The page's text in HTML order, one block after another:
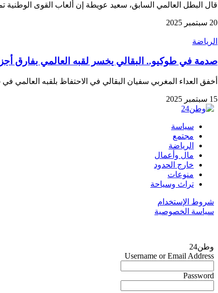
قال البطل العالمي السابق، سعيد عويطة إن ألعاب القوى الوطنية
20 سبتمبر 2025
الرياضة
صدمة في طوكيو.. البقالي يخسر لقبه العالمي بفارق
أخفق العداء المغربي سفيان البقالي في الاحتفاظ بلقبه العالمي في سباق 3000 متر موانع
15 سبتمبر 2025
سياسة
مجتمع
الرياضة
مال وأعمال
خارج الحدود
منوعات
تراث وسياحة
شروط الإستخدام
سياسة الخصوصية
وطن24
Username or Email Address
Password